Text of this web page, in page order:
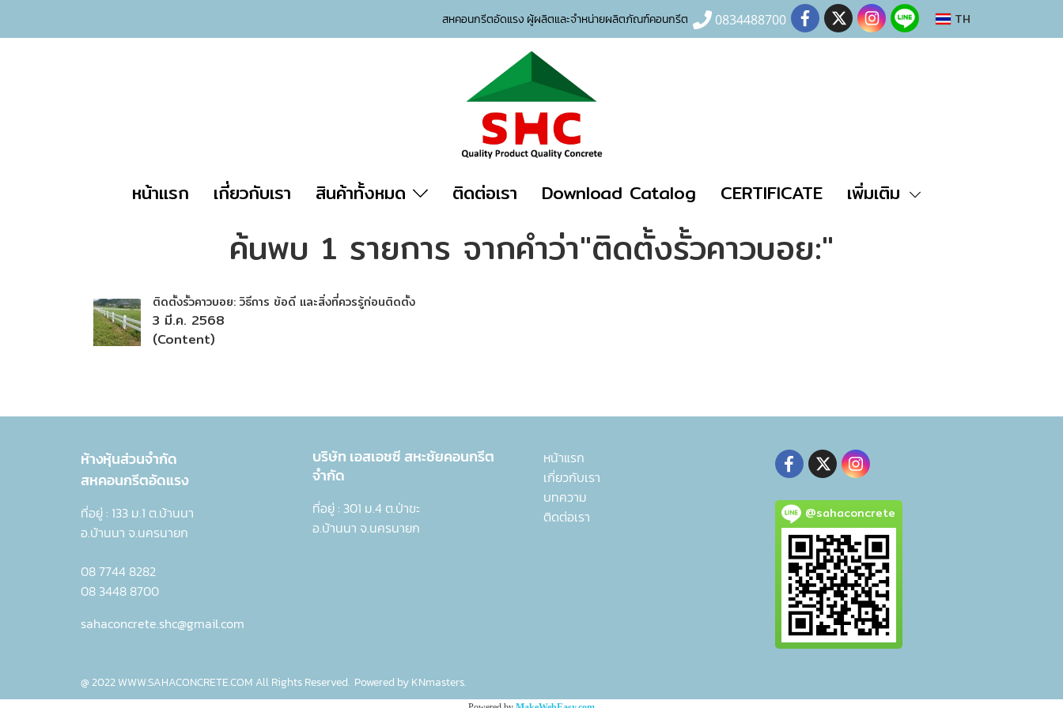
สหคอนกรีตอัดแรง ผู้ผลิตและจำหน่ายผลิตภัณฑ์คอนกรีต 0834488700 TH
หน้าแรก เกี่ยวกับเรา สินค้าทั้งหมด ติดต่อเรา Download Catalog CERTIFICATE เพิ่มเติม
ค้นพบ 1 รายการ จากคำว่า"ติดตั้งรั้วคาวบอย:"
ติดตั้งรั้วคาวบอย: วิธีการ ข้อดี และสิ่งที่ควรรู้ก่อนติดตั้ง
3 มี.ค. 2568
(Content)
ห้างหุ้นส่วนจำกัด
สหคอนกรีตอัดแรง
ที่อยู่ : 133 ม.1 ต.บ้านนา
อ.บ้านนา จ.นครนายก
08 7744 8282
08 3448 8700
sahaconcrete.shc@gmail.com
บริษัท เอสเอชซี สหะชัยคอนกรีต
จำกัด
ที่อยู่ : 301 ม.4 ต.ป่าขะ
อ.บ้านนา จ.นครนายก
หน้าแรก
เกี่ยวกับเรา
บทความ
ติดต่อเรา
@sahaconcrete
@ 2022 WWW.SAHACONCRETE.COM All Rights Reserved. Powered byKNmasters.